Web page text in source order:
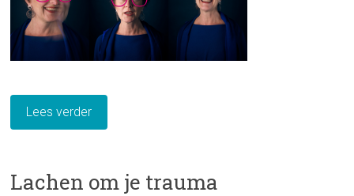
Lees verder
Lachen om je trauma